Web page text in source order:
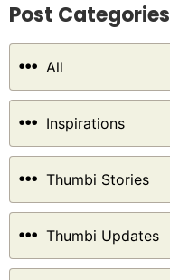
Post Categories
All
Inspirations
Thumbi Stories
Thumbi Updates